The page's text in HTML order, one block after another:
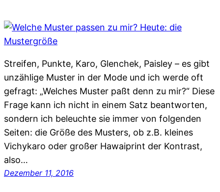
Streifen, Punkte, Karo, Glenchek, Paisley – es gibt
unzählige Muster in der Mode und ich werde oft
gefragt: „Welches Muster paßt denn zu mir?“ Diese
Frage kann ich nicht in einem Satz beantworten,
sondern ich beleuchte sie immer von folgenden
Seiten: die Größe des Musters, ob z.B. kleines
Vichykaro oder großer Hawaiprint der Kontrast,
also…
Dezember 11, 2016